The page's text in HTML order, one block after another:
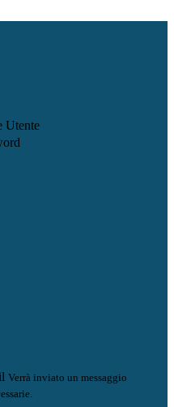
Utente
Verrà inviato un messaggio